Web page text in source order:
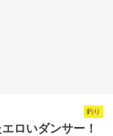
釣り
ロいダンサー！